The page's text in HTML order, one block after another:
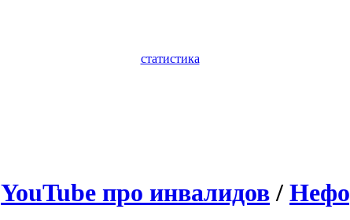
статистика
YouTube про инвалидов /